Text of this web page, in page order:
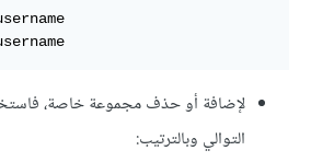
لإضافة أو حذف مجموعة خاصة،
التوالي وبالترتيب: